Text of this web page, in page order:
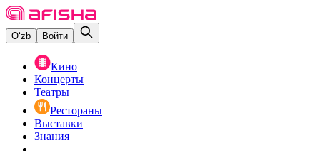
O‘zb Войти
Кино
Концерты
Театры
Рестораны
Выставки
Знания